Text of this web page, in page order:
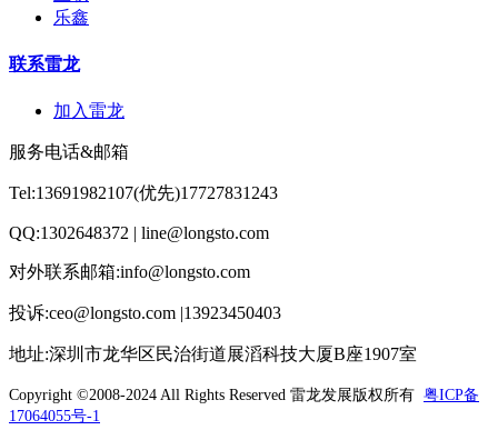
乐鑫
联系雷龙
加入雷龙
服务电话&邮箱
Tel:13691982107(优先)17727831243
QQ:1302648372 | line@longsto.com
对外联系邮箱:info@longsto.com
投诉:ceo@longsto.com |13923450403
地址:深圳市龙华区民治街道展滔科技大厦B座1907室
Copyright ©2008-2024 All Rights Reserved 雷龙发展版权所有 粤ICP备
17064055号-1